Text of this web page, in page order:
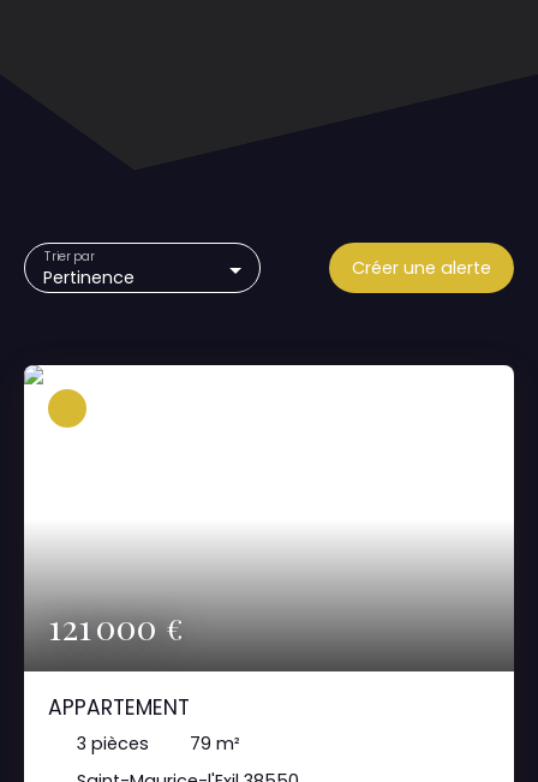
Pertinence
Trier par Créer une alerte
121 000€
APPARTEMENT
3 pièces 79 m²